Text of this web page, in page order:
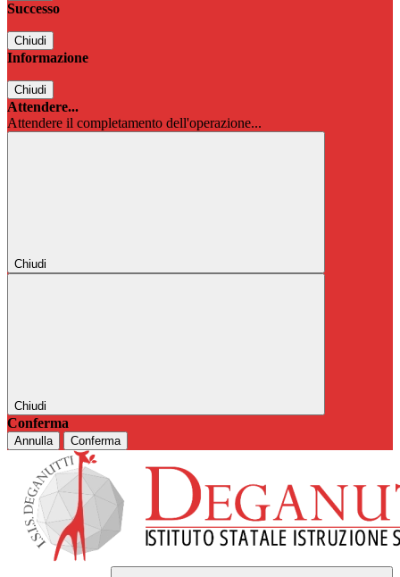
Successo
Chiudi
Informazione
Chiudi
Attendere...
Attendere il completamento dell'operazione...
Chiudi
Chiudi
Conferma
Annulla Conferma